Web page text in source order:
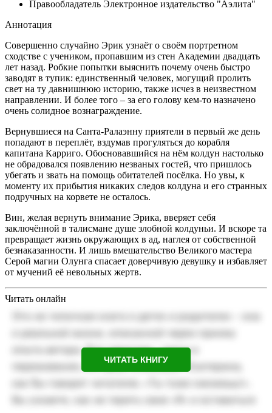
Правообладатель Электронное издательство "Аэлита"
Аннотация
Совершенно случайно Эрик узнаёт о своём портретном
сходстве с учеником, пропавшим из стен Академии двадцать
лет назад. Робкие попытки выяснить почему очень быстро
заводят в тупик: единственный человек, могущий пролить
свет на ту давнишнюю историю, также исчез в неизвестном
направлении. И более того – за его голову кем-то назначено
очень солидное вознаграждение.
Вернувшиеся на Санта-Ралаэнну приятели в первый же день
попадают в переплёт, вздумав прогуляться до корабля
капитана Карриго. Обосновавшийся на нём колдун настолько
не обрадовался появлению незваных гостей, что пришлось
убегать и звать на помощь обитателей посёлка. Но увы, к
моменту их прибытия никаких следов колдуна и его странных
подручных на корвете не осталось.
Вин, желая вернуть внимание Эрика, вверяет себя
заключённой в талисмане душе злобной колдуньи. И вскоре та
превращает жизнь окружающих в ад, наглея от собственной
безнаказанности. И лишь вмешательство Великого мастера
Серой магии Олунга спасает доверчивую девушку и избавляет
от мучений её невольных жертв.
Читать онлайн
ЧИТАТЬ КНИГУ